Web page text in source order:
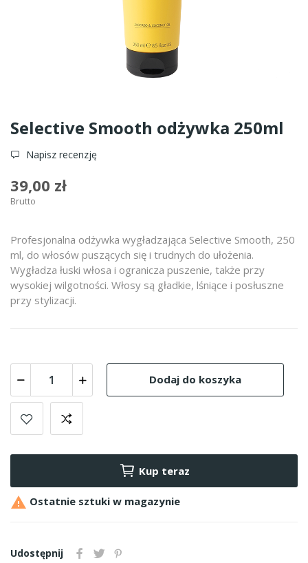
Selective Smooth odżywka 250ml
Napisz recenzję
39,00 zł
Brutto
Profesjonalna odżywka wygładzająca Selective Smooth, 250
ml, do włosów puszących się i trudnych do ułożenia.
Wygładza łuski włosa i ogranicza puszenie, także przy
wysokiej wilgotności. Włosy są gładkie, lśniące i posłuszne
przy stylizacji.
Dodaj do koszyka
Kup teraz
 Ostatnie sztuki w magazynie
Udostępnij